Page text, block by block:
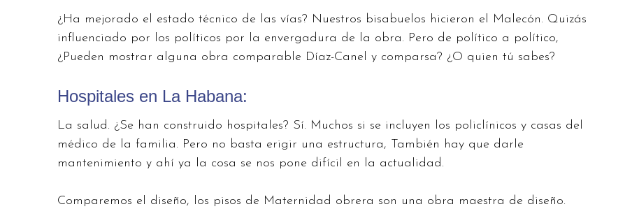
¿Ha mejorado el estado técnico de las vías? Nuestros bisabuelos hicieron el Malecón. Quizás
influenciado por los políticos por la envergadura de la obra. Pero de político a político,
¿Pueden mostrar alguna obra comparable Díaz-Canel y comparsa? ¿O quien tú sabes?
Hospitales en La Habana:
La salud. ¿Se han construido hospitales? Sí. Muchos si se incluyen los policlínicos y casas del
médico de la familia. Pero no basta erigir una estructura, También hay que darle
mantenimiento y ahí ya la cosa se nos pone difícil en la actualidad.
Comparemos el diseño, los pisos de Maternidad obrera son una obra maestra de diseño.